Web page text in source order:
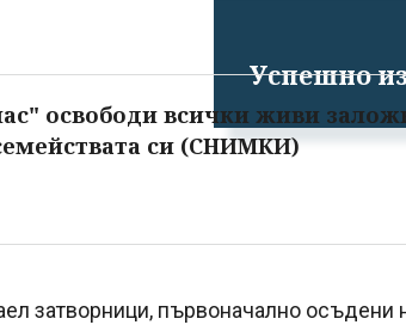
Успешно
освободи всички живи
си (СНИМКИ)
затворници, първоначално осъдени